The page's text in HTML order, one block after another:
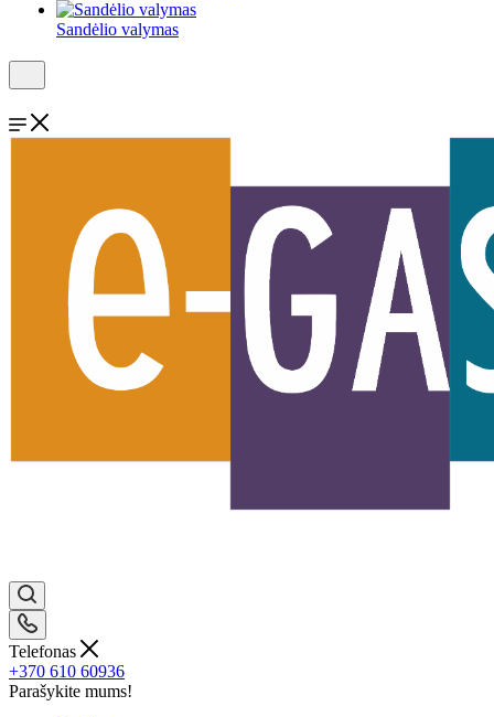
Sandėlio valymas
Telefonas
+370 610 60936
Parašykite mums!